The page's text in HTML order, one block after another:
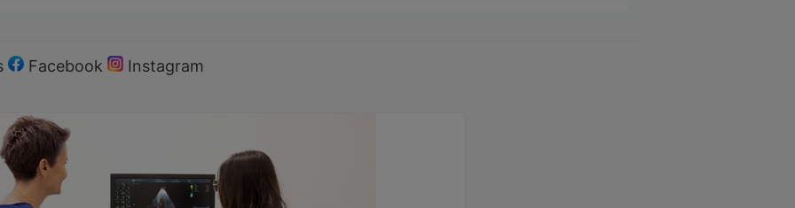
Facebook Instagram